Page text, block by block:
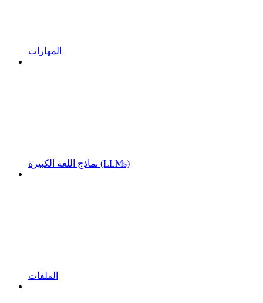
المهارات
نماذج اللغة الكبيرة (LLMs)
الملفات